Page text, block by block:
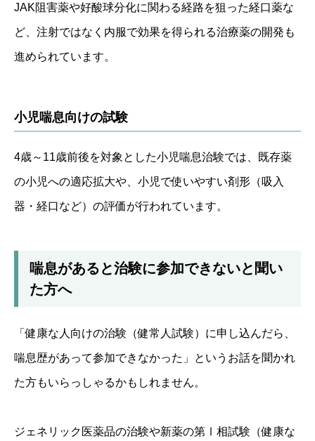
JAK阻害薬や好酸球分化に関わる経路を狙った経口薬な
ど、注射ではなく内服で効果を得られる治療薬の開発も
進められています。
小児喘息向けの試験
4歳～11歳前後を対象とした小児喘息治験では、既存薬
の小児への適応拡大や、小児で使いやすい剤形（吸入
器・経口など）の評価が行われています。
喘息があると治験に参加できないと聞い
た方へ
「健康な人向けの治験（健常人試験）に申し込んだら、
喘息歴があって参加できなかった」というお話を聞かれ
た方もいらっしゃるかもしれません。
ジェネリック医薬品の治験や新薬の第Ⅰ相試験（健康な